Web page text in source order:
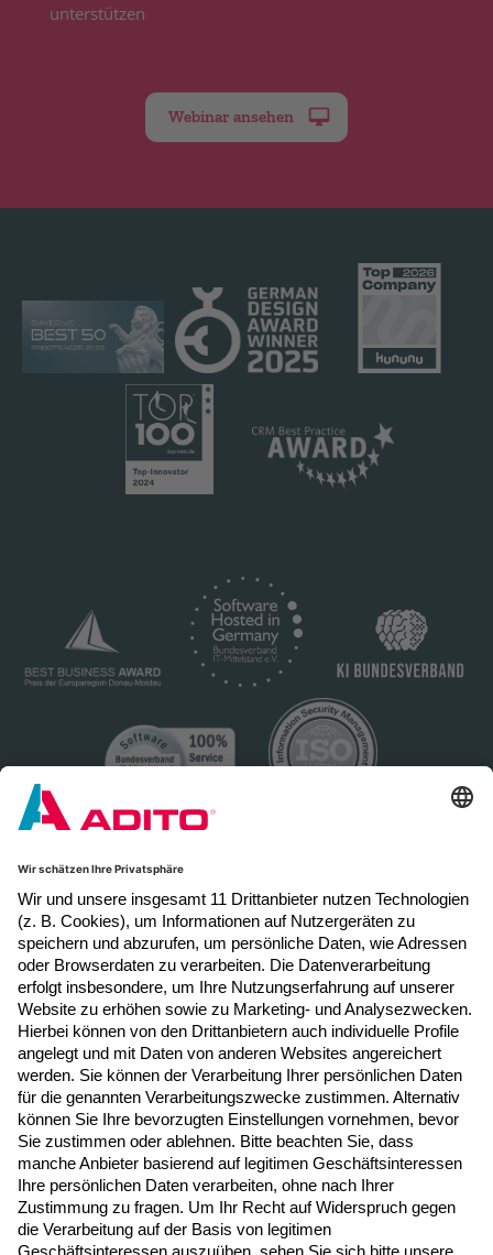
unterstützen
Webinar ansehen
Newsletter Anmeldung
Melden Sie sich hier zum Newsletter an, um
neue Blogposts, Event- und Webinar-
Einladungen per E-Mail zu erhalten.
Jetzt anmelden